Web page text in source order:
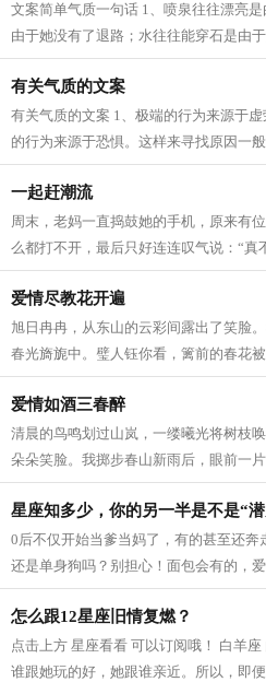
文案简单气质一句话 1、喷泉往往漂亮
由于她没有了退路；水往往能穿石是由
一路走来，总会历经许许多多门槛，...
有关气质的文案
有关气质的文案 1、极端的行为来源于
的行为来源于恐惧。这样来寻找原因一
错，伤了岁月，老了红颜！柔情和无奈...
一起赶潮流
周末，老妈一直捣鼓她的手机，原来有
么都打不开，最后只好连连叹气说：“真
几下把文档打开了，她又用羡慕的...
爱情尽教花开遍
旭日冉冉，从东山的云彩间露出了笑脸
春光旖旎中。璧人钰你看，篱前的春花
的睡眼，拥着一米阳光，好奇地打探着...
爱情如酒三春醉
清晨的鸟鸣划过山岚，一缕曦光将树枝
朵朵笑脸。我掷步春山新雨后，眼前一
啁啾，翩跹在我兰楼畔，驮着水边的春...
星座知多少，你的另一半是不是“潜
0后不仅开始当爹当妈了，有的甚至还奔
还是单身狗吗？别担心！面包会有的，
潜力股哦。...
怎么跟12星座旧情复燃？
点击上方 星座看看 可以订阅哦！ 白羊
谁跟她玩的好，她跟谁亲近。所以，即